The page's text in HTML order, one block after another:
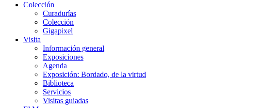
Colección
Curadurías
Colección
Gigapixel
Visita
Información general
Exposiciones
Agenda
Exposición: Bordado, de la virtud
Biblioteca
Servicios
Visitas guiadas